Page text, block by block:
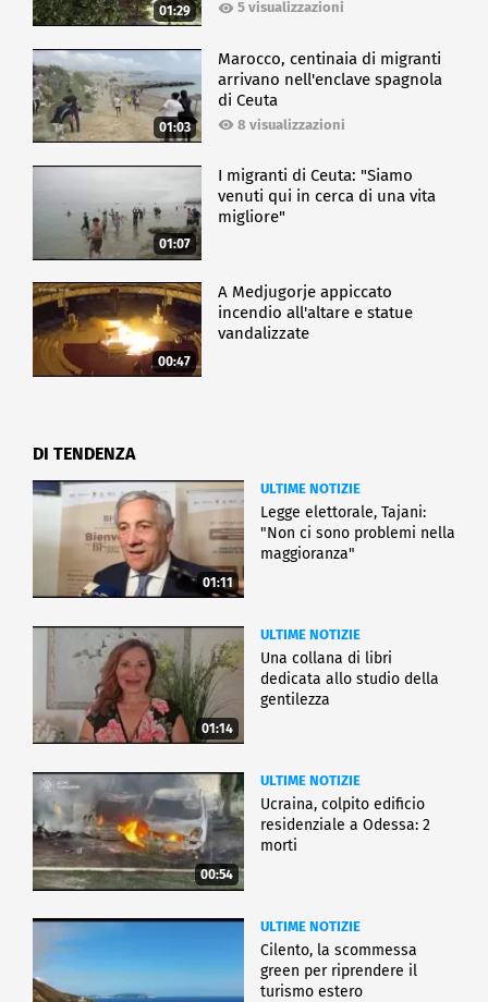
01:29 5 visualizzazioni
01:03
Marocco, centinaia di migranti
arrivano nell'enclave spagnola
di Ceuta
8 visualizzazioni
01:07
I migranti di Ceuta: "Siamo
venuti qui in cerca di una vita
migliore"
00:47
A Medjugorje appiccato
incendio all'altare e statue
vandalizzate
DI TENDENZA
01:11
ULTIME NOTIZIE
Legge elettorale, Tajani:
"Non ci sono problemi nella
maggioranza"
01:14
ULTIME NOTIZIE
Una collana di libri
dedicata allo studio della
gentilezza
00:54
ULTIME NOTIZIE
Ucraina, colpito edificio
residenziale a Odessa: 2
morti
ULTIME NOTIZIE
Cilento, la scommessa
green per riprendere il
turismo estero